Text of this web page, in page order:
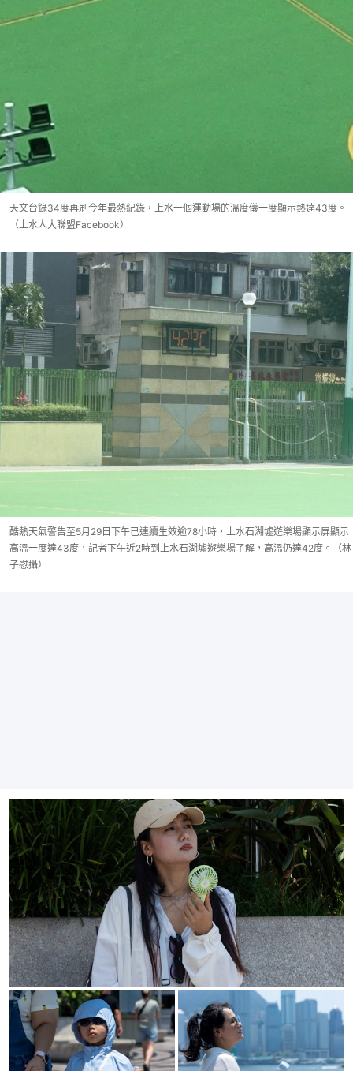
天文台錄34度再刷今年最熱紀錄，上水一個運動場的溫度儀一度顯示熱達43度。
（上水人大聯盟Facebook）
酷熱天氣警告至5月29日下午已連續生效逾78小時，上水石湖墟遊樂場顯示屏顯示
高溫一度達43度，記者下午近2時到上水石湖墟遊樂場了解，高溫仍達42度。（林
子慰攝）